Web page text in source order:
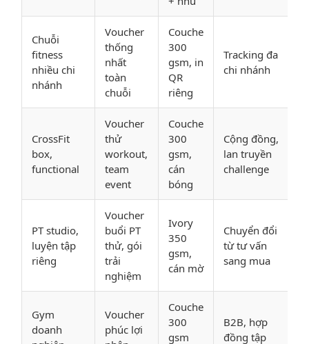
Chuỗi
fitness
nhiều chi
nhánh
Voucher
thống
nhất
toàn
chuỗi
Couche
300
gsm, in
QR
riêng
Tracking đa
chi nhánh
CrossFit
box,
functional
Voucher
thử
workout,
team
event
Couche
300
gsm,
cán
bóng
Cộng đồng,
lan truyền
challenge
PT studio,
luyện tập
riêng
Voucher
buổi PT
thử, gói
trải
nghiệm
Ivory
350
gsm,
cán mờ
Chuyển đổi
từ tư vấn
sang mua
Gym
doanh
Voucher
phúc lợi
Couche
300
gsm
B2B, hợp
đồng tập